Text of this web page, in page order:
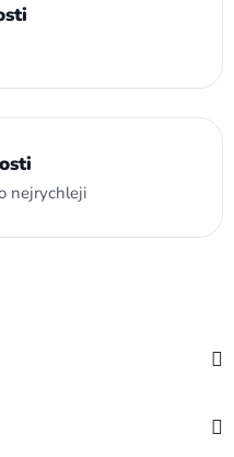
nejrychleji